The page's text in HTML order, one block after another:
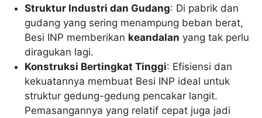
Struktur Industri dan Gudang: Di pabrik dan
gudang yang sering menampung beban berat,
Besi INP memberikan keandalan yang tak perlu
diragukan lagi.
Konstruksi Bertingkat Tinggi: Efisiensi dan
kekuatannya membuat Besi INP ideal untuk
struktur gedung-gedung pencakar langit.
Pemasangannya yang relatif cepat juga jadi